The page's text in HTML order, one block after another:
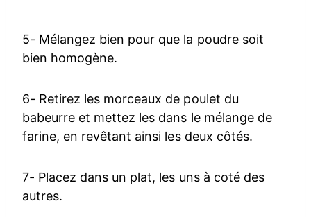
5- Mélangez bien pour que la poudre soit
bien homogène.
6- Retirez les morceaux de poulet du
babeurre et mettez les dans le mélange de
farine, en revêtant ainsi les deux côtés.
7- Placez dans un plat, les uns à coté des
autres.